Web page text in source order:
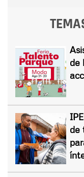
de
de